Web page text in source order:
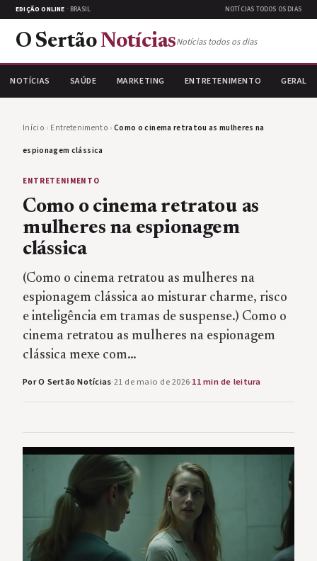
EDIÇÃO ONLINE · BRASIL NOTÍCIAS TODOS OS DIAS
O Sertão NotíciasNotícias todos os dias
NOTÍCIAS SAÚDE MARKETING ENTRETENIMENTO GERAL
Início › Entretenimento ›Como o cinema retratou as mulheres na
espionagem clássica
ENTRETENIMENTO
Como o cinema retratou as
mulheres na espionagem
clássica
(Como o cinema retratou as mulheres na
espionagem clássica ao misturar charme, risco
e inteligência em tramas de suspense.) Como o
cinema retratou as mulheres na espionagem
clássica mexe com…
Por O Sertão Notícias·21 de maio de 2026·11 min de leitura